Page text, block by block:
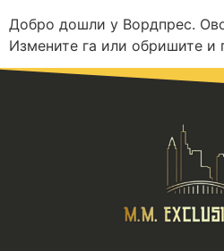
Добро дошли у Вордпрес.
Измените га или обришите и